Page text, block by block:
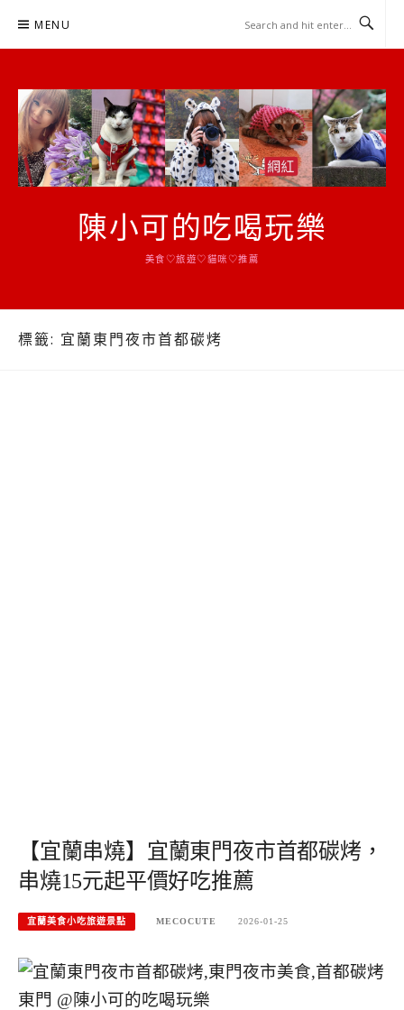
MENU
陳小可的吃喝玩樂
美食♡旅遊♡貓咪♡推薦
標籤: 宜蘭東門夜市首都碳烤
【宜蘭串燒】宜蘭東門夜市首都碳烤，
串燒15元起平價好吃推薦
宜蘭美食小吃旅遊景點 MECOCUTE 2026-01-25